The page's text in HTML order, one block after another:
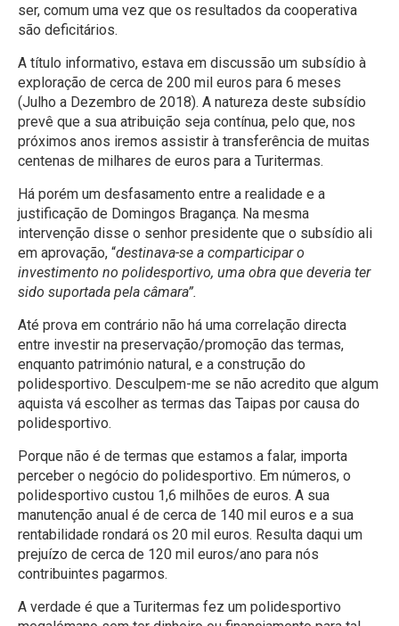
ser, comum uma vez que os resultados da cooperativa
são deficitários.
A título informativo, estava em discussão um subsídio à
exploração de cerca de 200 mil euros para 6 meses
(Julho a Dezembro de 2018). A natureza deste subsídio
prevê que a sua atribuição seja contínua, pelo que, nos
próximos anos iremos assistir à transferência de muitas
centenas de milhares de euros para a Turitermas.
Há porém um desfasamento entre a realidade e a
justificação de Domingos Bragança. Na mesma
intervenção disse o senhor presidente que o subsídio ali
em aprovação, “destinava-se a comparticipar o
investimento no polidesportivo, uma obra que deveria ter
sido suportada pela câmara”.
Até prova em contrário não há uma correlação directa
entre investir na preservação/promoção das termas,
enquanto património natural, e a construção do
polidesportivo. Desculpem-me se não acredito que algum
aquista vá escolher as termas das Taipas por causa do
polidesportivo.
Porque não é de termas que estamos a falar, importa
perceber o negócio do polidesportivo. Em números, o
polidesportivo custou 1,6 milhões de euros. A sua
manutenção anual é de cerca de 140 mil euros e a sua
rentabilidade rondará os 20 mil euros. Resulta daqui um
prejuízo de cerca de 120 mil euros/ano para nós
contribuintes pagarmos.
A verdade é que a Turitermas fez um polidesportivo